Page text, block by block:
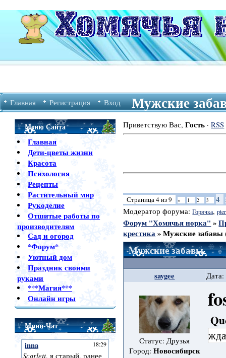
Главная Регистрация Вход Мужские
Меню Сайта
Главная
Дети-цветы жизни
Красота
Психология
Рецепты
Растительный мир
Рукоделие
Отшитые работы по
производителям
Сад и огород
*Форум*
Уютный дом
Праздник своими
руками
***Магия***
Онлайн игры
Мини-Чат
Приветствую Вас,Гость ·RSS
Страница4из9 « 1 2 3 4
Модератор форума:Горячка,
Форум "Хомячья норка" »
крестика » Мужские забавы
Мужские забавы
saygee
Статус: Друзья
Город: Новосибирск